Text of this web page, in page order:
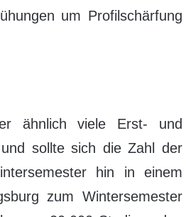
um Profilschärfung
ähnlich viele Erst- und
sollte sich die Zahl der
hin in einem
zum Wintersemester